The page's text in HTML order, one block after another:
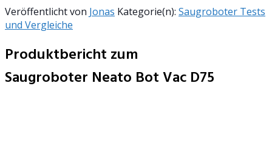
Veröffentlicht von Jonas Kategorie(n): Saugroboter Tests
und Vergleiche
Produktbericht zum
Saugroboter Neato Bot Vac D75